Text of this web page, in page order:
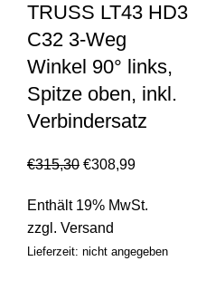
TRUSS LT43 HD3
C32 3-Weg
Winkel 90° links,
Spitze oben, inkl.
Verbindersatz
€315,30 €308,99
Enthält 19% MwSt.
zzgl. Versand
Lieferzeit: nicht angegeben